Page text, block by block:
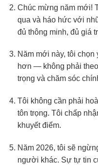
Chúc mừng năm mới!
qua và háo hức với
đủ thông minh, đủ giá
Năm mới này, tôi
hơn — không phải
trọng và chăm sóc
Tôi không cần phải
tôn trọng. Tôi chấp
khuyết điểm.
Năm 2026, tôi sẽ
người khác. Sự tự tin